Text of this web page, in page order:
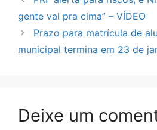
gente vai pra cima” – VÍDEO
Prazo para matrícula de
municipal termina em 23 de
Deixe um